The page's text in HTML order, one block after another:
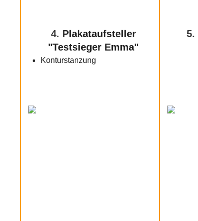
4. Plakataufsteller
"Testsieger Emma"
Konturstanzung
5.